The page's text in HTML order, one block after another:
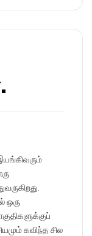
இயங்கிவரும்
ஒரு
கவிந்த சில